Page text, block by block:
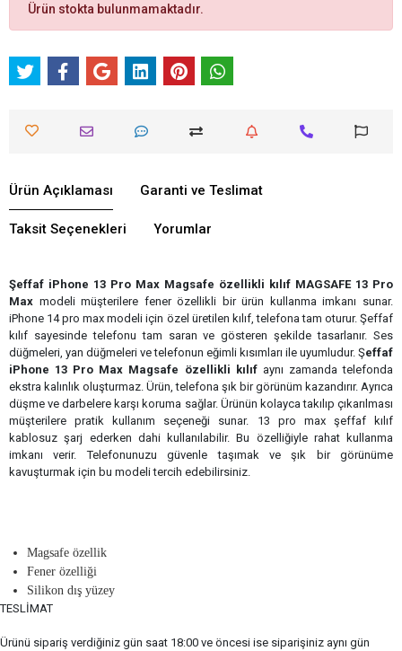
Ürün stokta bulunmamaktadır.
Ürün Açıklaması Garanti ve Teslimat
Taksit Seçenekleri Yorumlar
Şeffaf iPhone 13 Pro Max Magsafe özellikli kılıf MAGSAFE 13 Pro
Max modeli müşterilere fener özellikli bir ürün kullanma imkanı sunar.
iPhone 14 pro max modeli için özel üretilen kılıf, telefona tam oturur. Şeffaf
kılıf sayesinde telefonu tam saran ve gösteren şekilde tasarlanır. Ses
düğmeleri, yan düğmeleri ve telefonun eğimli kısımları ile uyumludur. Şeffaf
iPhone 13 Pro Max Magsafe özellikli kılıf aynı zamanda telefonda
ekstra kalınlık oluşturmaz. Ürün, telefona şık bir görünüm kazandırır. Ayrıca
düşme ve darbelere karşı koruma sağlar. Ürünün kolayca takılıp çıkarılması
müşterilere pratik kullanım seçeneği sunar. 13 pro max şeffaf kılıf
kablosuz şarj ederken dahi kullanılabilir. Bu özelliğiyle rahat kullanma
imkanı verir. Telefonunuzu güvenle taşımak ve şık bir görünüme
kavuşturmak için bu modeli tercih edebilirsiniz.
Magsafe özellik
Fener özelliği
Silikon dış yüzey
TESLİMAT
Ürünü sipariş verdiğiniz gün saat 18:00 ve öncesi ise siparişiniz aynı gün